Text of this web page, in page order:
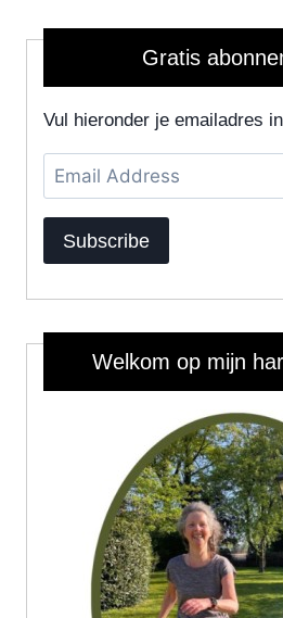
Gratis
Vul hieronder je emailadres
Email
Address
Subscribe
Welkom op mijn